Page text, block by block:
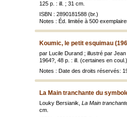
125 p. : ill. ; 31 cm.
ISBN : 2890181588 (br.)
Notes : Éd. limitée à 500
Koumic, le petit esquimau
par Lucile Durand ; illustré par Jean
1964?, 48 p. : ill. (certaines en
Notes : Date des droits réservés:
La Main tranchante du
Louky Bersianik, La Main
cm.